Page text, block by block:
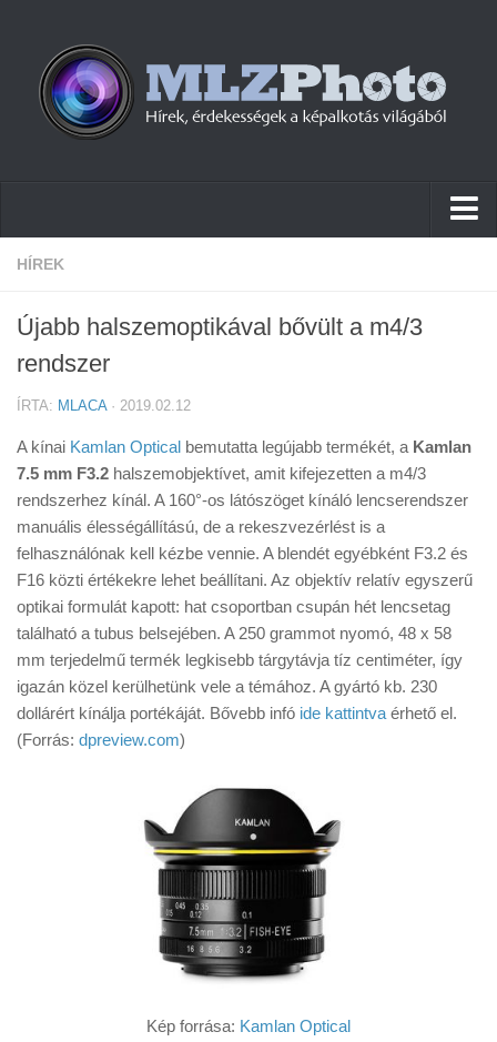
Hírek
Cikkek
Tudástár
Tanácsok
Érdekességek
Helyszíni Riport
E-BB
HÍREK
Újabb halszemoptikával bővült a m4/3
rendszer
ÍRTA: MLACA· 2019.02.12
A kínai Kamlan Optical bemutatta legújabb termékét, a Kamlan
7.5 mm F3.2 halszemobjektívet, amit kifejezetten a m4/3
rendszerhez kínál. A 160°-os látószöget kínáló lencserendszer
manuális élességállítású, de a rekeszvezérlést is a
felhasználónak kell kézbe vennie. A blendét egyébként F3.2 és
F16 közti értékekre lehet beállítani. Az objektív relatív egyszerű
optikai formulát kapott: hat csoportban csupán hét lencsetag
található a tubus belsejében. A 250 grammot nyomó, 48 x 58
mm terjedelmű termék legkisebb tárgytávja tíz centiméter, így
igazán közel kerülhetünk vele a témához. A gyártó kb. 230
dollárért kínálja portékáját. Bővebb infó ide kattintva érhető el.
(Forrás: dpreview.com)
Kép forrása: Kamlan Optical